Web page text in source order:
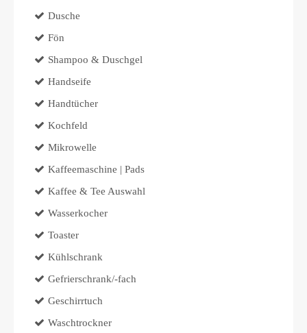
Dusche
Fön
Shampoo & Duschgel
Handseife
Handtücher
Kochfeld
Mikrowelle
Kaffeemaschine | Pads
Kaffee & Tee Auswahl
Wasserkocher
Toaster
Kühlschrank
Gefrierschrank/-fach
Geschirrtuch
Waschtrockner